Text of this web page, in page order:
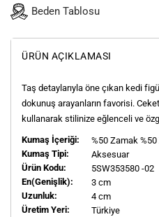
Beden Tablosu
ÜRÜN AÇIKLAMASI
Taş detaylarıyla öne çıkan kedi
dokunuş arayanların favorisi.
kullanarak stilinize eğlenceli ve
Kumaş İçeriği:
%50 Zamak
Kumaş Tipi:
Aksesuar
Ürün Kodu:
5SW353580 -02
En(genişlik):
3 cm
Uzunluk:
4 cm
Üretim Yeri:
Türkiye